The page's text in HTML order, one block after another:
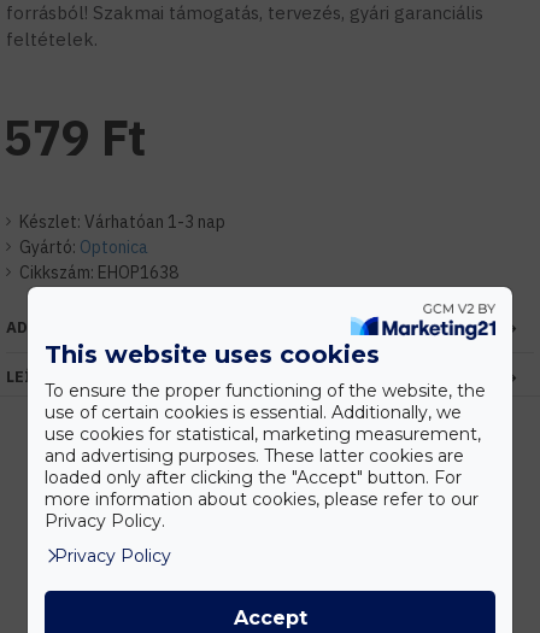
forrásból! Szakmai támogatás, tervezés, gyári garanciális
feltételek.
Készlet: Várhatóan 1-3 nap
Gyártó: Optonica
Cikkszám: EHOP1638
579 Ft
ADATOK
LEÍRÁS
Kedvezmények
Vásárolj nagyobb mennyiségben és megadjuk a legjobb gyártói árakat.
Gyors kiszállítás
This website uses cookies
To ensure the proper functioning of the website, the
use of certain cookies is essential. Additionally, we
use cookies for statistical, marketing measurement,
and advertising purposes. These latter cookies are
loaded only after clicking the "Accept" button. For
more information about cookies, please refer to our
Privacy Policy.
Privacy Policy
Accept